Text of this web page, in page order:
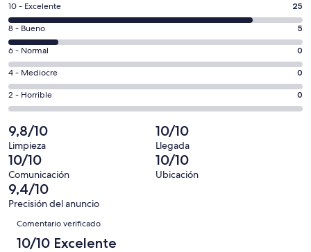
una
ventana
nueva
25
comentarios
de
un
total
de
30
con
una
puntuación
de
10
-
Excelente
10 - Excelente 25
5
comentarios
de
un
total
de
con
una
puntuación
de
8
-
Bueno
8 - Bueno 5
0
comentarios
de
un
total
de
30
con
una
puntuación
de
6
Normal
6 - Normal 0
0
comentarios
de
total
de
30
con
una
puntuación
de
4 - Mediocre 0
0
comentarios
de
un
total
de
30
con
puntuación
de
2 - Horrible 0
9,8/10
Limpieza
10/10
Llegada
10/10
Comunicación
10/10
Ubicación
9,4/10
Precisión del anuncio
Comentarios
Comentario verificado
10/10 Excelente